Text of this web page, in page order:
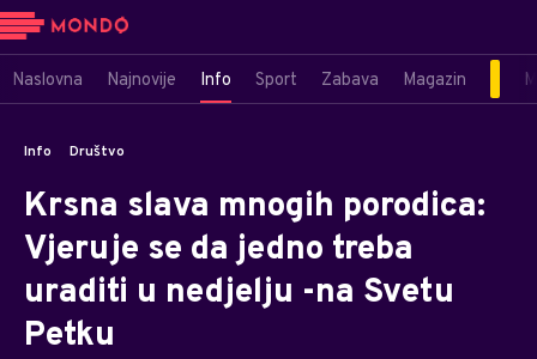
Naslovna Najnovije Info Sport Zabava Magazin
Info Društvo
Krsna slava mnogih porodica:
Vjeruje se da jedno treba
uraditi u nedjelju -na Svetu
Petku